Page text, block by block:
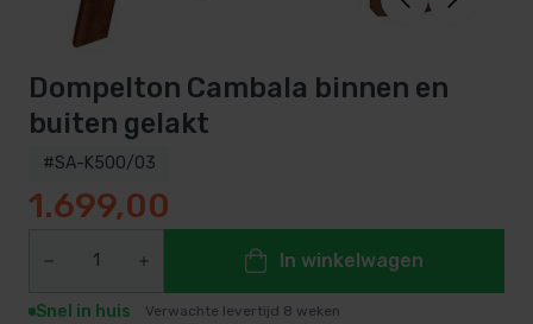
Dompelton Cambala binnen en
buiten gelakt
#SA-K500/03
1.699,00
In winkelwagen
Snel in huis Verwachte levertijd 8 weken